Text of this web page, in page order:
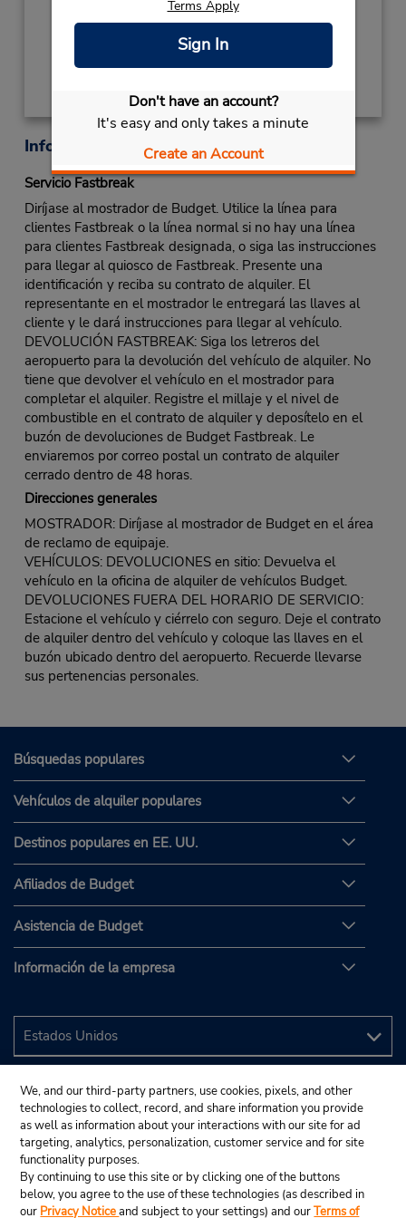
Terms Apply
Sign In
Don't have an account?
It's easy and only takes a minute
Create an Account
Obtener direcciones
Información sobre la oficina
Servicio Fastbreak
Diríjase al mostrador de Budget. Utilice la línea para
clientes Fastbreak o la línea normal si no hay una línea
para clientes Fastbreak designada, o siga las instrucciones
para llegar al quiosco de Fastbreak. Presente una
identificación y reciba su contrato de alquiler. El
representante en el mostrador le entregará las llaves al
cliente y le dará instrucciones para llegar al vehículo.
DEVOLUCIÓN FASTBREAK: Siga los letreros del
aeropuerto para la devolución del vehículo de alquiler. No
tiene que devolver el vehículo en el mostrador para
completar el alquiler. Registre el millaje y el nivel de
combustible en el contrato de alquiler y deposítelo en el
buzón de devoluciones de Budget Fastbreak. Le
enviaremos por correo postal un contrato de alquiler
cerrado dentro de 48 horas.
Direcciones generales
MOSTRADOR: Diríjase al mostrador de Budget en el área
de reclamo de equipaje.
VEHÍCULOS: DEVOLUCIONES en sitio: Devuelva el
vehículo en la oficina de alquiler de vehículos Budget.
DEVOLUCIONES FUERA DEL HORARIO DE SERVICIO:
Estacione el vehículo y ciérrelo con seguro. Deje el contrato
de alquiler dentro del vehículo y coloque las llaves en el
buzón ubicado dentro del aeropuerto. Recuerde llevarse
sus pertenencias personales.
Búsquedas populares
Vehículos de alquiler populares
Destinos populares en EE. UU.
Afiliados de Budget
Asistencia de Budget
Información de la empresa
We, and our third-party partners, use cookies, pixels, and other
technologies to collect, record, and share information you provide
as well as information about your interactions with our site for ad
targeting, analytics, personalization, customer service and for site
functionality purposes.
By continuing to use this site or by clicking one of the buttons
below, you agree to the use of these technologies (as described in
our Privacy Noticeand subject to your settings) and ourTerms of